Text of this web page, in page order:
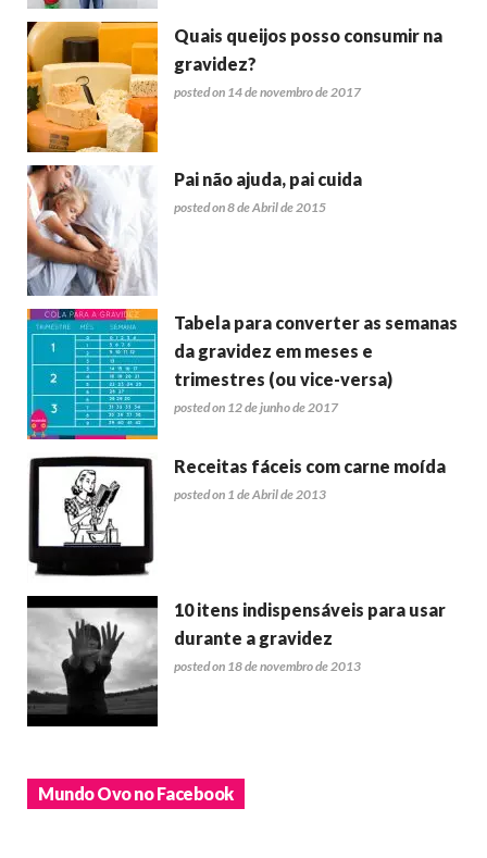
Quais queijos posso consumir na
gravidez?
posted on 14 de novembro de 2017
Pai não ajuda, pai cuida
posted on 8 de Abril de 2015
Tabela para converter as semanas
da gravidez em meses e
trimestres (ou vice-versa)
posted on 12 de junho de 2017
Receitas fáceis com carne moída
posted on 1 de Abril de 2013
10 itens indispensáveis para usar
durante a gravidez
posted on 18 de novembro de 2013
Mundo Ovo no Facebook